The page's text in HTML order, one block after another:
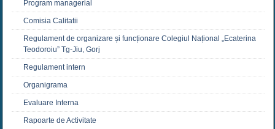
Program managerial
Comisia Calitatii
Regulament de organizare și funcționare Colegiul Național „Ecaterina
Teodoroiu” Tg-Jiu, Gorj
Regulament intern
Organigrama
Evaluare Interna
Rapoarte de Activitate